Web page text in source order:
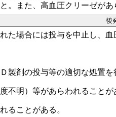
また、高血圧クリーゼが
場合には投与を中止し、血
剤の投与等の適切な処置を
明）等があらわれることが
ることがある。
後